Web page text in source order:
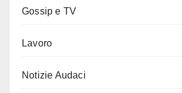
Gossip e TV
Lavoro
Notizie Audaci